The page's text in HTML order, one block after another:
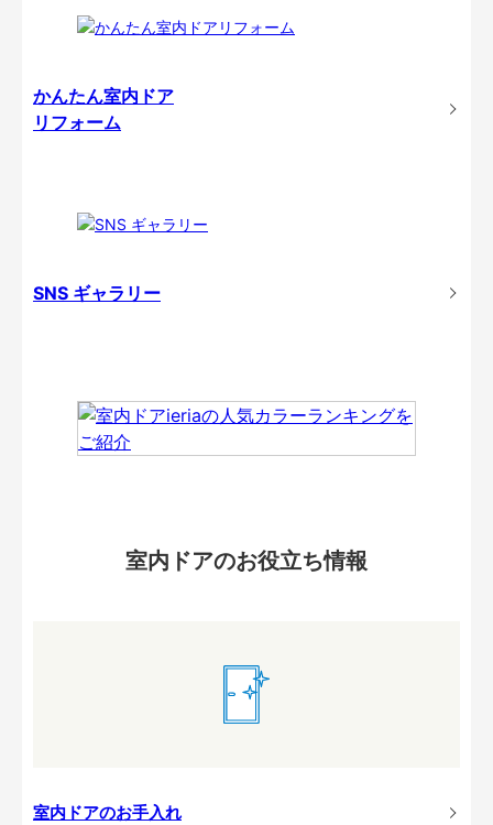
かんたん室内ドア
リフォーム
SNS ギャラリー
室内ドアのお役立ち情報
室内ドアのお手入れ